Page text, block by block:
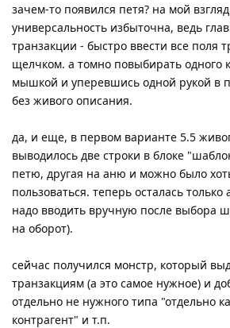
зачем-то появился петя? на мой
универсальность избыточна, ведь
транзакции - быстро ввести все поля
щелчком. а томно повыбирать одного
мышкой и уперевшись одной рукой в
без живого описания.
да, и еще, в первом варианте 5.5
выводилось две строки в блоке
петю, другая на аню и можно было
пользоваться. теперь осталась
надо вводить вручную после выбора
на оборот).
сейчас получился монстр, который
транзакциям (а это самое нужное) и
отдельно не нужного типа "отдельно
контрагент" и т.п.